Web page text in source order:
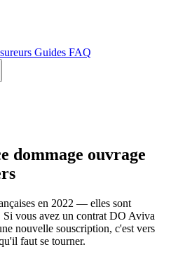
Guides FAQ
dommage ouvrage
en 2022 — elles sont
Si vous avez un contrat DO Aviva
nouvelle souscription, c'est vers
faut se tourner.